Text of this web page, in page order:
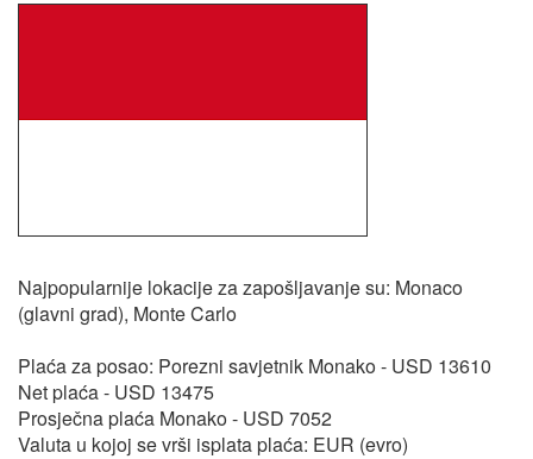
Najpopularnije lokacije za zapošljavanje su: Monaco
(glavni grad), Monte Carlo
Plaća za posao: Porezni savjetnik Monako - USD 13610
Net plaća - USD 13475
Prosječna plaća Monako - USD 7052
Valuta u kojoj se vrši isplata plaća: EUR (evro)